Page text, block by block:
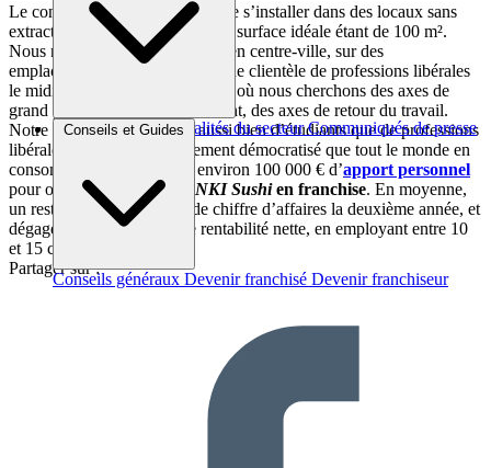
Brèves et actus Actualités du secteur Communiqués de presse
Conseils et Guides
Conseils généraux Devenir franchisé Devenir franchiseur
Le conceptNKI Sushi
permet de s’installer dans des locaux sans
extraction, entre 80 et 130 m², la surface idéale étant de 100 m².
Nous nous installons aussi bien en centre-ville, sur des
emplacements 1 ou 1 bis avec une clientèle de professions libérales
le midi ; qu’en zone périurbaine, où nous cherchons des axes de
grand passage avec stationnement, des axes de retour du travail.
Notre clientèle se compose aussi bien d’étudiants que de professions
libérales : le
s’est tellement démocratisé que tout le monde en
consomme. Il faut compter environ 100 000 € d’apport personnel
pour ouvrir un
restaurant NKI Sushien franchise. En moyenne,
un restaurant réalise 1 M€ de chiffre d’affaires la deuxième année, et
dégage entre 10 et 12 % de rentabilité nette, en employant entre 10
et 15 collaborateurs.
Partager sur :